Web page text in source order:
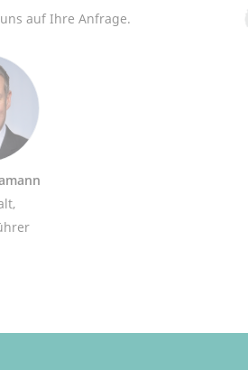
auf Ihre Anfrage.